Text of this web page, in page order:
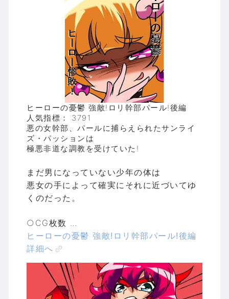
ヒーローの憂鬱 強敵!ロリ幹部パール!後編
人気指標： 3791
悪の女幹部、パールに捕らえられたサンライ
ズ・パッションは
極悪非道な調教を受けていた!
まだ男になっていない少年の体は
悪女の手によって確実にそれに近づいてゆ
くのだった。
○CG枚数 …
ヒーローの憂鬱 強敵!ロリ幹部パール!後編
詳細へ